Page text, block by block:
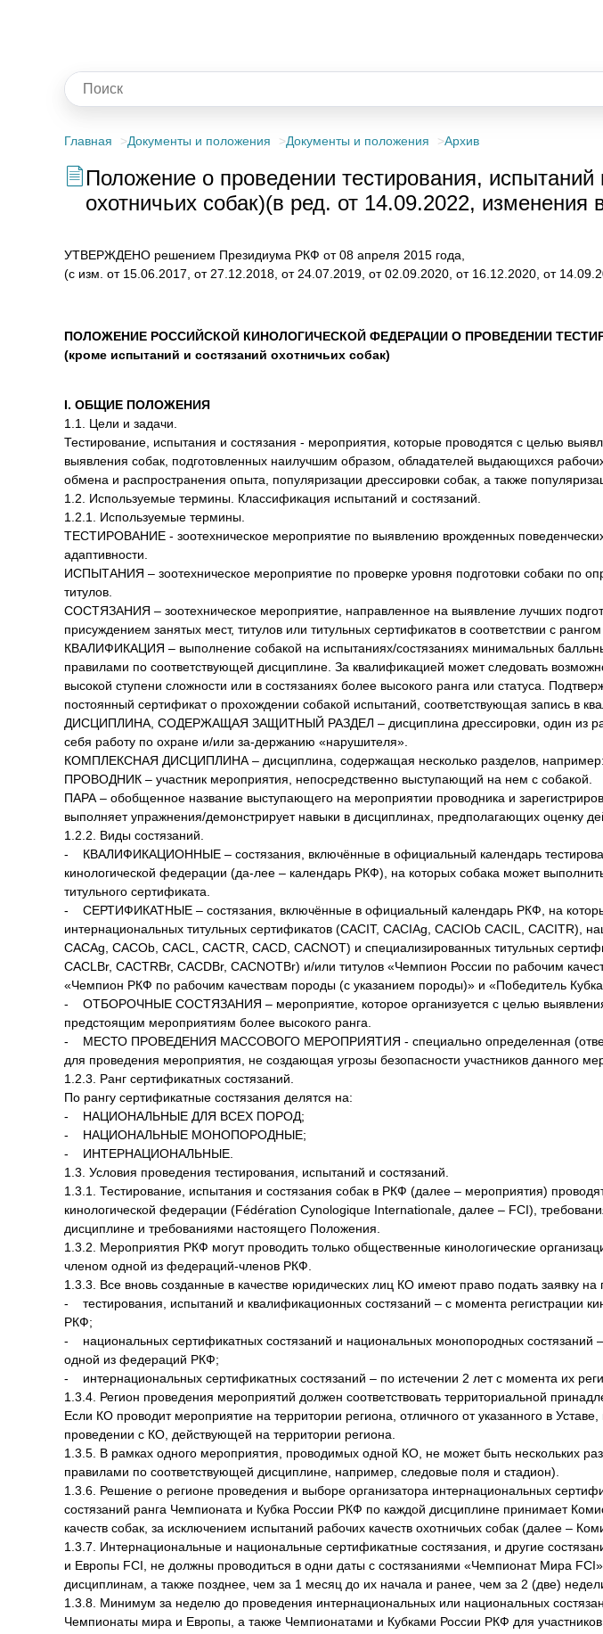
Главная Документы и положения Документы и положения Архив
Положение о проведении тестирования,
охотничьих собак)(в ред. от 14.09.2022, изменения
УТВЕРЖДЕНО решением Президиума РКФ от 08 апреля 2015 года,
(с изм. от 15.06.2017, от 27.12.2018, от 24.07.2019, от 02.09.2020, от 16.12.2020, от
ПОЛОЖЕНИЕ РОССИЙСКОЙ КИНОЛОГИЧЕСКОЙ ФЕДЕРАЦИИ О ПРОВЕДЕНИИ
(кроме испытаний и состязаний охотничьих собак)
I. ОБЩИЕ ПОЛОЖЕНИЯ
1.1. Цели и задачи.
Тестирование, испытания и состязания - мероприятия, которые проводятся с целью
выявления собак, подготовленных наилучшим образом, обладателей выдающихся
обмена и распространения опыта, популяризации дрессировки собак, а также
1.2. Используемые термины. Классификация испытаний и состязаний.
1.2.1. Используемые термины.
ТЕСТИРОВАНИЕ - зоотехническое мероприятие по выявлению врожденных поведенческих
адаптивности.
ИСПЫТАНИЯ – зоотехническое мероприятие по проверке уровня подготовки собаки по
титулов.
СОСТЯЗАНИЯ – зоотехническое мероприятие, направленное на выявление лучших
присуждением занятых мест, титулов или титульных сертификатов в соответствии с
КВАЛИФИКАЦИЯ – выполнение собакой на испытаниях/состязаниях минимальных
правилами по соответствующей дисциплине. За квалификацией может следовать
высокой ступени сложности или в состязаниях более высокого ранга или статуса.
постоянный сертификат о прохождении собакой испытаний, соответствующая запись в
ДИСЦИПЛИНА, СОДЕРЖАЩАЯ ЗАЩИТНЫЙ РАЗДЕЛ – дисциплина дрессировки, один из
себя работу по охране и/или за-держанию «нарушителя».
КОМПЛЕКСНАЯ ДИСЦИПЛИНА – дисциплина, содержащая несколько разделов, например:
ПРОВОДНИК – участник мероприятия, непосредственно выступающий на нем с собакой.
ПАРА – обобщенное название выступающего на мероприятии проводника и
выполняет упражнения/демонстрирует навыки в дисциплинах, предполагающих оценку
1.2.2. Виды состязаний.
- КВАЛИФИКАЦИОННЫЕ – состязания, включённые в официальный календарь
кинологической федерации (да-лее – календарь РКФ), на которых собака может
титульного сертификата.
- СЕРТИФИКАТНЫЕ – состязания, включённые в официальный календарь РКФ, на
интернациональных титульных сертификатов (CACIT, CACIAg, CACIOb CACIL, CACITR),
CACAg, CACOb, СACL, CACTR, CACD, CACNOT) и специализированных титульных
CACLBr, CACTRBr, CACDBr, CACNOTBr) и/или титулов «Чемпион России по рабочим
«Чемпион РКФ по рабочим качествам породы (с указанием породы)» и «Победитель
- ОТБОРОЧНЫЕ СОСТЯЗАНИЯ – мероприятие, которое организуется с целью выявления
предстоящим мероприятиям более высокого ранга.
- МЕСТО ПРОВЕДЕНИЯ МАССОВОГО МЕРОПРИЯТИЯ - специально определенная
для проведения мероприятия, не создающая угрозы безопасности участников данного
1.2.3. Ранг сертификатных состязаний.
По рангу сертификатные состязания делятся на:
- НАЦИОНАЛЬНЫЕ ДЛЯ ВСЕХ ПОРОД;
- НАЦИОНАЛЬНЫЕ МОНОПОРОДНЫЕ;
- ИНТЕРНАЦИОНАЛЬНЫЕ.
1.3. Условия проведения тестирования, испытаний и состязаний.
1.3.1. Тестирование, испытания и состязания собак в РКФ (далее – мероприятия)
кинологической федерации (Fédération Cynologique Internationale, далее – FCI),
дисциплине и требованиями настоящего Положения.
1.3.2. Мероприятия РКФ могут проводить только общественные кинологические
членом одной из федераций-членов РКФ.
1.3.3. Все вновь созданные в качестве юридических лиц КО имеют право подать заявку на
- тестирования, испытаний и квалификационных состязаний – с момента регистрации
РКФ;
- национальных сертификатных состязаний и национальных монопородных состязаний
одной из федераций РКФ;
- интернациональных сертификатных состязаний – по истечении 2 лет с момента их
1.3.4. Регион проведения мероприятий должен соответствовать территориальной
Если КО проводит мероприятие на территории региона, отличного от указанного в
проведении с КО, действующей на территории региона.
1.3.5. В рамках одного мероприятия, проводимых одной КО, не может быть нескольких
правилами по соответствующей дисциплине, например, следовые поля и стадион).
1.3.6. Решение о регионе проведения и выборе организатора интернациональных
состязаний ранга Чемпионата и Кубка России РКФ по каждой дисциплине принимает
качеств собак, за исключением испытаний рабочих качеств охотничьих собак (далее –
1.3.7. Интернациональные и национальные сертификатные состязания, и другие
и Европы FCI, не должны проводиться в одни даты с состязаниями «Чемпионат Мира
дисциплинам, а также позднее, чем за 1 месяц до их начала и ранее, чем за 2 (две)
1.3.8. Минимум за неделю до проведения интернациональных или национальных
Чемпионаты мира и Европы, а также Чемпионатами и Кубками России РКФ для